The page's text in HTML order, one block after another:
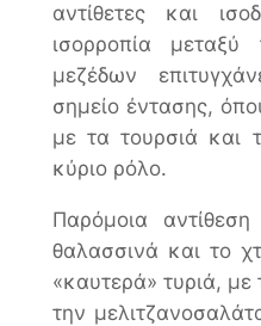
αντίθετες και
ισορροπία
μεζέδων
σημείο έντασης,
με τα τουρσιά και
κύριο ρόλο.
Παρόμοια
θαλασσινά και το
«καυτερά» τυριά,
την